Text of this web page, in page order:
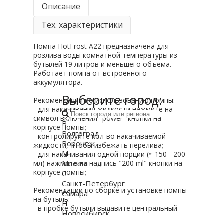
Описание
Тех. характеристики
Помпа HotFrost A22 предназначена для
розлива воды комнатной температуры из
бутылей 19 литров и меньшего объёма.
Работает помпа от встроенного
аккумулятора.
Рекомендации поиспользованиюпомпы:
- для накачивания жидкостинажмите на
символ включения"power" кнопки на
корпусе помпы;
- контролируйте кол-во накачиваемой
жидкости, чтобы избежать перелива;
- для накачивания однойпорции (≈ 150 - 200
мл)нажмитена надпись "200ml" кнопки на
корпусе помпы;
Рекомендации по сборке и установкепомпы
на бутыль:
- в пробке бутыли выдавите центральный
Выберите город:
В
Волгоград
Воронеж
М
Москва
С
Санкт-Петербург
Самара
Н